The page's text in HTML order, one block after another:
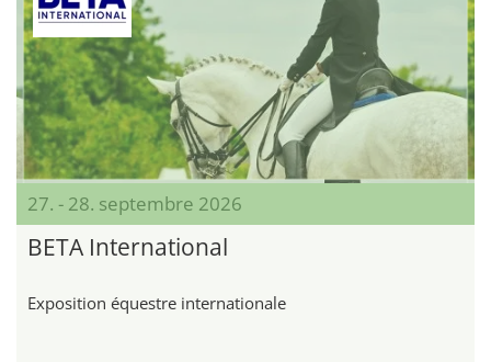
27. - 28. septembre 2026
BETA International
Exposition équestre internationale